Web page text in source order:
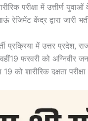
परीक्षा में उत्तीर्ण
केंद्र द्वारा जारी
प्रक्रिया में उत्तर प्रदेश,
फरवरी को अग्निवीर
को शारीरिक दक्षता